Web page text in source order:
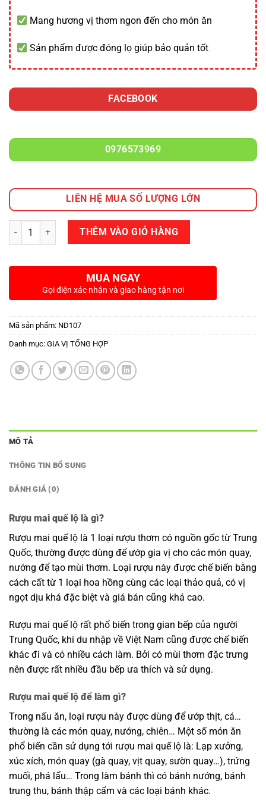
Mang hương vị thơm ngon đến cho món ăn
Sản phẩm được đóng lọ giúp bảo quản tốt
FACEBOOK
0976573969
LIÊN HỆ MUA SỐ LƯỢNG LỚN
Số lượng THÊM VÀO GIỎ HÀNG
MUA NGAY
Gọi điện xác nhận và giao hàng tận nơi
Mã sản phẩm: ND107
Danh mục: GIA VỊ TỔNG HỢP
MÔ TẢ
THÔNG TIN BỔ SUNG
ĐÁNH GIÁ (0)
Rượu mai quế lộ là gì?
Rượu mai quế lộ là 1 loại rượu thơm có nguồn gốc từ Trung
Quốc, thường được dùng để ướp gia vị cho các món quay,
nướng để tạo mùi thơm. Loại rượu này được chế biến bằng
cách cất từ 1 loại hoa hồng cùng các loại thảo quả, có vị
ngọt dịu khá đặc biệt và giá bán cũng khá cao.
Rượu mai quế lộ rất phổ biến trong gian bếp của người
Trung Quốc, khi du nhập về Việt Nam cũng được chế biến
khác đi và có nhiều cách làm. Bởi có mùi thơm đặc trưng
nên được rất nhiều đầu bếp ưa thích và sử dụng.
Rượu mai quế lộ để làm gì?
Trong nấu ăn, loại rượu này được dùng để ướp thịt, cá…
thường là các món quay, nướng, chiên… Một số món ăn
phổ biến cần sử dụng tới rượu mai quế lộ là: Lạp xưởng,
xúc xích, món quay (gà quay, vịt quay, sườn quay…), trứng
muối, phá lẩu… Trong làm bánh thì có bánh nướng, bánh
trung thu, bánh thập cẩm và các loại bánh khác.